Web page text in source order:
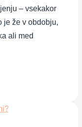
– vsekakor
je že v obdobju,
ali med